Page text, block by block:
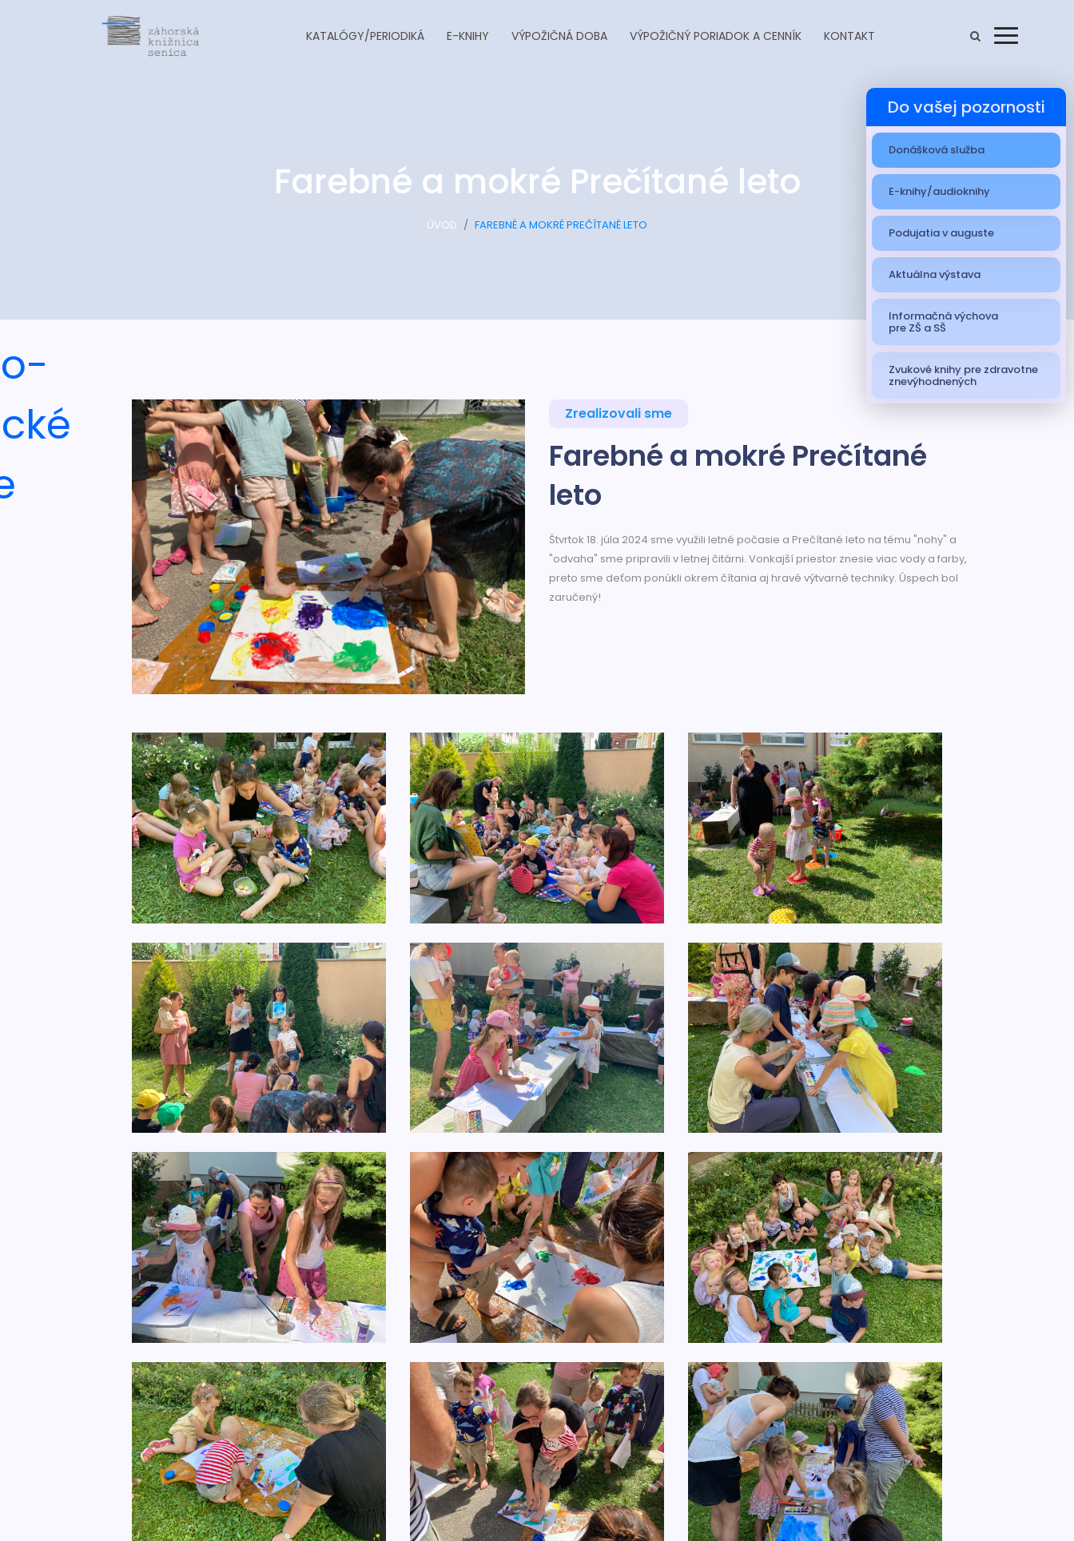
KATALÓGY/PERIODIKÁ E-KNIHY VÝPOŽIČNÁ DOBA VÝPOŽIČNÝ PORIADOK A CENNÍK KONTAKT
Farebné a mokré Prečítané leto
ÚVOD FAREBNÉ A MOKRÉ PREČÍTANÉ LETO
Zrealizovali sme
Farebné a mokré Prečítané
leto
Štvrtok 18. júla 2024 sme využili letné počasie a Prečítané leto na tému "nohy" a
"odvaha" sme pripravili v letnej čitárni. Vonkajší priestor znesie viac vody a farby,
preto sme deťom ponúkli okrem čítania aj hravé výtvarné techniky. Úspech bol
zaručený!
Do vašej pozornosti
Donášková služba
E-knihy/audioknihy
Podujatia v auguste
Aktuálna výstava
Informačná výchova
pre ZŠ a SŠ
Zvukové knihy pre zdravotne
znevýhodnených